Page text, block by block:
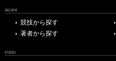
ARCHIVE
競技から探す
著者から探す
OTHERS